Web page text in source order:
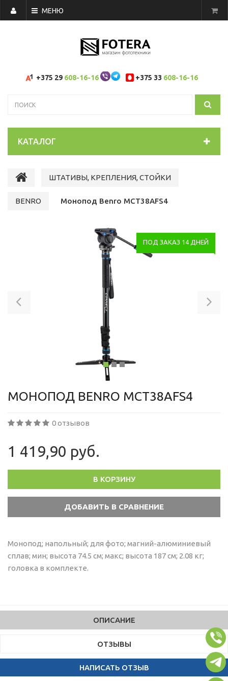
МЕНЮ
+375 29 608-16-16 +375 33 608-16-16
КАТАЛОГ
ШТАТИВЫ, КРЕПЛЕНИЯ, СТОЙКИ
BENRO Монопод Benro MCT38AFS4
ПОД ЗАКАЗ 14 ДНЕЙ
МОНОПОД BENRO MCT38AFS4
0 отзывов
1 419,90 руб.
В КОРЗИНУ
Монопод; напольный; для фото; магний-алюминиевый
сплав; мин; высота 74.5 см; макс; высота 187 см; 2.08 кг;
головка в комплекте.
ОПИСАНИЕ
ОТЗЫВЫ
НАПИСАТЬ ОТЗЫВ